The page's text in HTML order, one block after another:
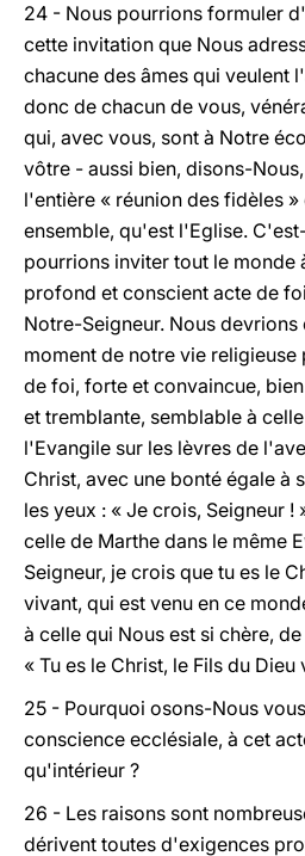
24 - Nous pourrions formuler
cette invitation que Nous
chacune des âmes qui veulent
donc de chacun de vous,
qui, avec vous, sont à Notre
vôtre - aussi bien, disons-
l'entière « réunion des fidèles
ensemble, qu'est l'Eglise.
pourrions inviter tout le monde
profond et conscient acte de
Notre-Seigneur. Nous
moment de notre vie
de foi, forte et convaincue,
et tremblante, semblable à
l'Evangile sur les lèvres de
Christ, avec une bonté égale à
les yeux : « Je crois, Seigneur !
celle de Marthe dans le même
Seigneur, je crois que tu es le
vivant, qui est venu en ce
à celle qui Nous est si chère,
« Tu es le Christ, le Fils du Dieu
25 - Pourquoi osons-Nous
conscience ecclésiale, à cet
qu'intérieur ?
26 - Les raisons sont
dérivent toutes d'exigences